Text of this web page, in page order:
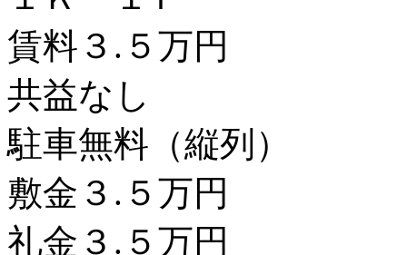
賃料３.５万円
共益なし
駐車無料（縦列）
敷金３.５万円
礼金３.５万円